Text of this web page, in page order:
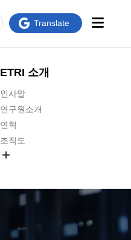
ETRI 소개
인사말
연구원소개
연혁
조직도
연구원 고객헌장
주요업무연락처
Translate